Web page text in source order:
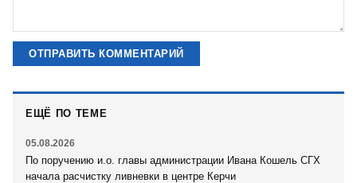
ОТПРАВИТЬ КОММЕНТАРИЙ
ЕЩЁ ПО ТЕМЕ
05.08.2026
По поручению и.о. главы администрации Ивана Кошель СГХ
начала расчистку ливневки в центре Керчи